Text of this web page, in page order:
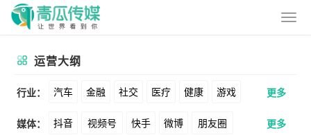
运营大纲
行业： 汽车 金融 社交 医疗 健康 游戏
动漫 美妆 美食 家装 教育 婚纱
更多
媒体： 抖音 视频号 快手 微博 朋友圈 更多